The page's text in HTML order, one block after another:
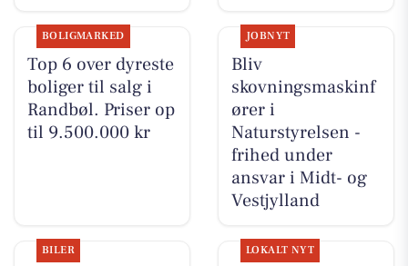
BOLIGMARKED
Top 6 over dyreste
boliger til salg i
Randbøl. Priser op
til 9.500.000 kr
JOBNYT
Bliv
skovningsmaskinf
ører i
Naturstyrelsen -
frihed under
ansvar i Midt- og
Vestjylland
BILER LOKALT NYT